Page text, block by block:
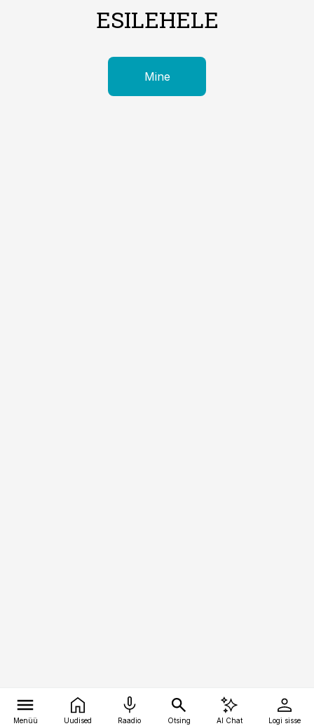
ESILEHELE
Mine
Menüü Uudised Raadio Otsing AI Chat Logi sisse